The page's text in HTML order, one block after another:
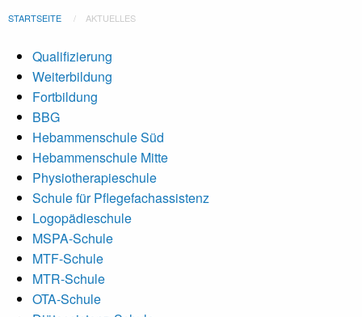
Suche starten
STARTSEITE AKTUELLES
Qualifizierung
Weiterbildung
Fortbildung
BBG
Hebammenschule Süd
Hebammenschule Mitte
Physiotherapieschule
Schule für Pflegefachassistenz
Logopädieschule
MSPA-Schule
MTF-Schule
MTR-Schule
OTA-Schule